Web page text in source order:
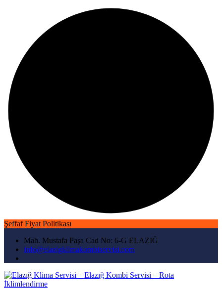
Şeffaf Fiyat Politikası
Mah. Mustafa Paşa Cad No: 6-G ELAZIĞ
info@elazigklimakombiservisi.com